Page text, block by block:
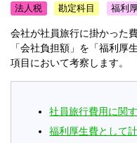
法人税 勘定科目 福利
会社が社員旅行に掛かった
「会社負担額」を「福利厚
項目において考察します。
社員旅行費用に関
福利厚生費として